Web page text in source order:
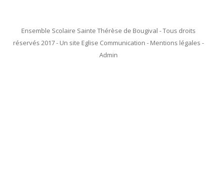
Ensemble Scolaire Sainte Thérèse de Bougival - Tous droits
réservés 2017 - Un site Eglise Communication - Mentions légales -
Admin